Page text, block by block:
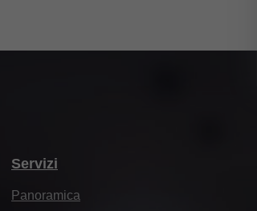
Servizi
Panoramica